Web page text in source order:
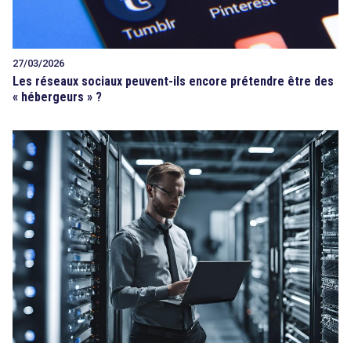
27/03/2026
Les réseaux sociaux peuvent-ils encore prétendre être des
« hébergeurs » ?